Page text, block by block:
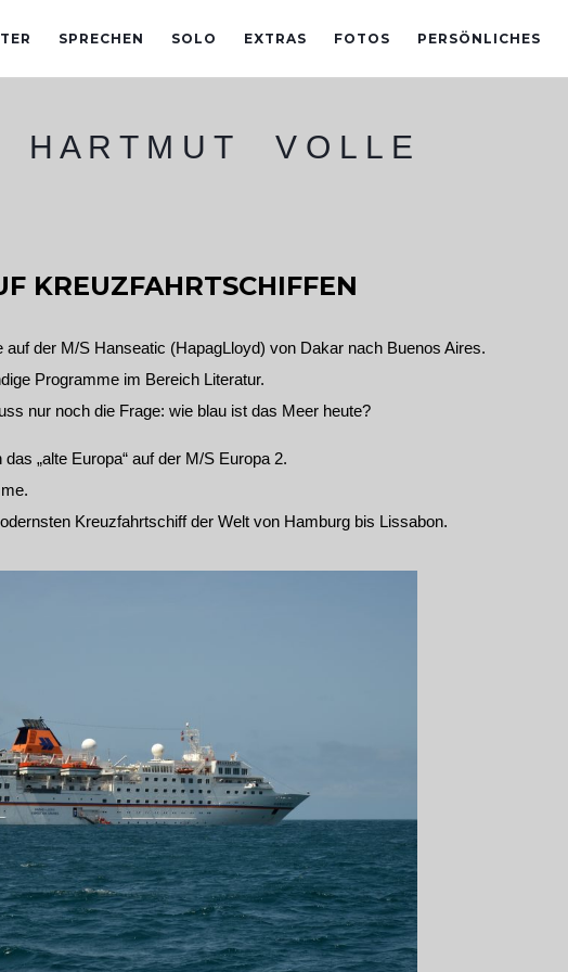
SPRECHEN SOLO EXTRAS FOTOS PERSÖNLICHES
H A R T M U T V O L L E
KREUZFAHRTSCHIFFEN
auf der M/S Hanseatic (HapagLloyd) von Dakar nach Buenos Aires.
Programme im Bereich Literatur.
nur noch die Frage: wie blau ist das Meer heute?
„alte Europa“ auf der M/S Europa 2.
Kreuzfahrtschiff der Welt von Hamburg bis Lissabon.